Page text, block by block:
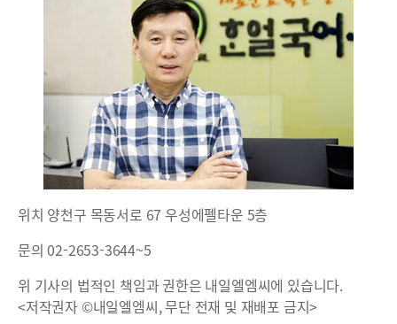
위치 양천구 목동서로 67 우성에펠타운 5층
문의 02-2653-3644~5
위 기사의 법적인 책임과 권한은 내일엘엠씨에 있습니다.
<저작권자 ©내일엘엠씨, 무단 전재 및 재배포 금지>